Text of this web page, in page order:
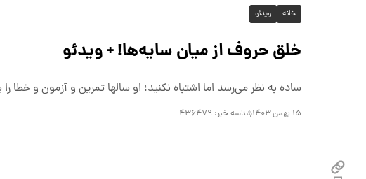
خانه ویدئو
خلق حروف از میان سایه‌ها! + ویدئو
ساده به نظر می‌رسد اما اشتباه نکنید؛ او سالها تمرین و آزمون و
۱۵ بهمن ۱۴۰۳ شناسه خبر: ۴۳۶۴۷۹